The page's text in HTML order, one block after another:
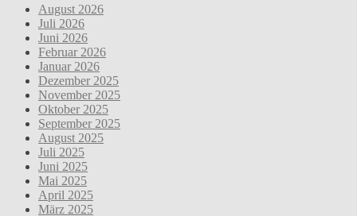
August 2026
Juli 2026
Juni 2026
Februar 2026
Januar 2026
Dezember 2025
November 2025
Oktober 2025
September 2025
August 2025
Juli 2025
Juni 2025
Mai 2025
April 2025
März 2025